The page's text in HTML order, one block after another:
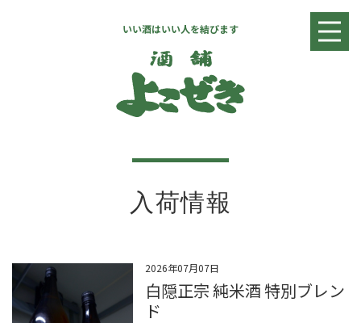
いい酒はいい人を結びます
入荷情報
2026年07月07日
白隠正宗 純米酒 特別ブレン
ド
日本酒リスト焼酎・リキュールリストワインリスト 店舗情報